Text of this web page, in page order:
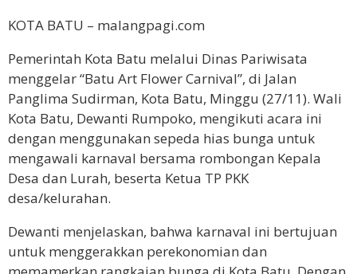
KOTA BATU – malangpagi.com
Pemerintah Kota Batu melalui Dinas Pariwisata
menggelar “Batu Art Flower Carnival”, di Jalan
Panglima Sudirman, Kota Batu, Minggu (27/11). Wali
Kota Batu, Dewanti Rumpoko, mengikuti acara ini
dengan menggunakan sepeda hias bunga untuk
mengawali karnaval bersama rombongan Kepala
Desa dan Lurah, beserta Ketua TP PKK
desa/kelurahan.
Dewanti menjelaskan, bahwa karnaval ini bertujuan
untuk menggerakkan perekonomian dan